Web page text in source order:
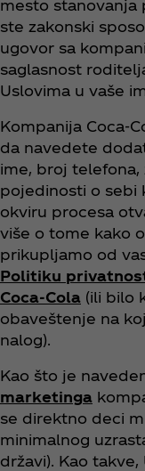
mesto
ste zakonski
ugovor sa
saglasnost
Uslovima u vaše
Kompanija
da navedete
ime, broj
pojedinosti o sebi
okviru procesa
više o tome kako
prikupljamo od
Politiku
Coca‑Cola (ili bilo
obaveštenje na
nalog).
Kao što je
marketinga
se direktno deci
minimalnog
državi). Kao